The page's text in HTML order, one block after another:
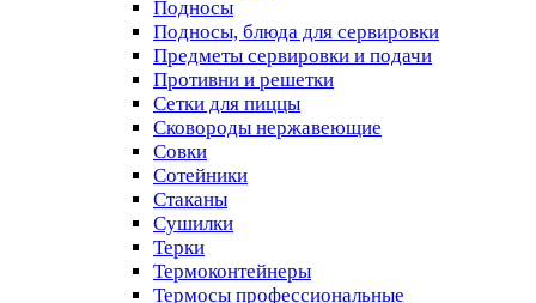
Подносы
Подносы, блюда для сервировки
Предметы сервировки и подачи
Противни и решетки
Сетки для пиццы
Сковороды нержавеющие
Совки
Сотейники
Стаканы
Сушилки
Терки
Термоконтейнеры
Термосы профессиональные